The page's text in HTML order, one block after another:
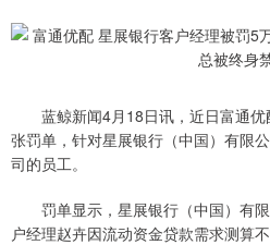
蓝鲸新闻4月18日讯，近日富通优
张罚单，针对星展银行（中国）有限
司的员工。
罚单显示，星展银行（中国）有限
户经理赵卉因流动资金贷款需求测算